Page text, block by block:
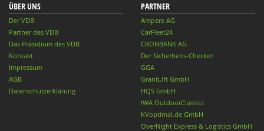
ÜBER UNS
Der VDB
Partner des VDB
Das Präsidium des VDB
Kontakt
Impressum
AGB
Datenschutzerklärung
PARTNER
Ampere AG
CarFleet24
CRONBANK AG
Der Sicherheits-Checker
GGA
GrantLift GmbH
HQS GmbH
IWA OutdoorClassics
KVoptimal.de GmbH
OverNight Express & Logistics GmbH